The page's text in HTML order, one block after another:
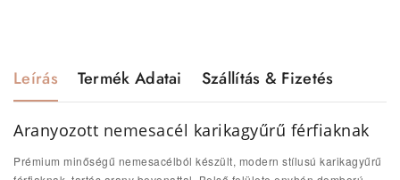
Leírás Termék Adatai Szállítás & Fizetés
Aranyozott nemesacél karikagyűrű férfiaknak
Prémium minőségű nemesacélból készült, modern stílusú karikagyűrű